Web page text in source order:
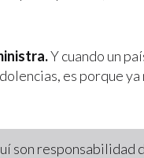
Y cuando un
es porque
son responsabilidad